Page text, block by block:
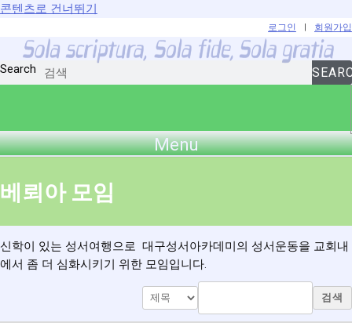
콘텐츠로 건너뛰기
로그인 | 회원가입
Search
Menu
베뢰아 모임
신학이 있는 성서여행으로 대구성서아카데미의 성서운동을 교회내
에서 좀 더 심화시키기 위한 모임입니다.
검색